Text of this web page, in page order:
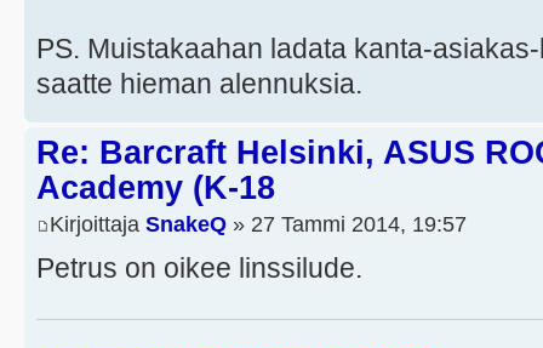
PS. Muistakaahan ladata kanta-
saatte hieman alennuksia.
Re: Barcraft Helsinki, ASUS
Academy (K-18
Kirjoittaja SnakeQ » 27 Tammi 2014, 19:57
Petrus on oikee linssilude.